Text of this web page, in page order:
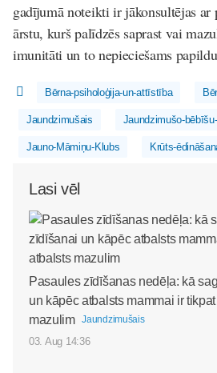
gadījumā noteikti ir jākonsultējas ar
ārstu, kurš palīdzēs saprast vai
imunitāti un to nepieciešams
Bērna-psiholoģija-un-attīstība
Jaundzimušais Jaundzimušo-
Jauno-Māmiņu-Klubs Krūts-
Lasi vēl
Pasaules zīdīšanas nedēļa: kā
un kāpēc atbalsts mammai ir
mazulim
Jaundzimušais
03. Aug 14:36